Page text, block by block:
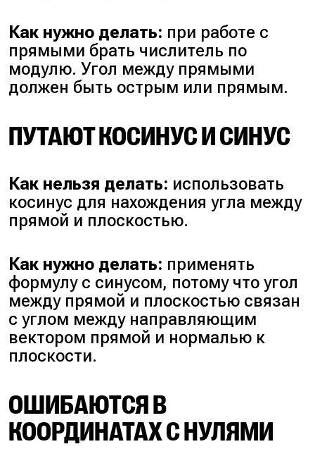
Как нужно делать: при работе с
прямыми брать числитель по
модулю. Угол между прямыми
должен быть острым или прямым.
ПУТАЮТ КОСИНУС И СИНУС
Как нельзя делать: использовать
косинус для нахождения угла между
прямой и плоскостью.
Как нужно делать: применять
формулу с синусом, потому что угол
между прямой и плоскостью связан
с углом между направляющим
вектором прямой и нормалью к
плоскости.
ОШИБАЮТСЯ В
КООРДИНАТАХ С НУЛЯМИ